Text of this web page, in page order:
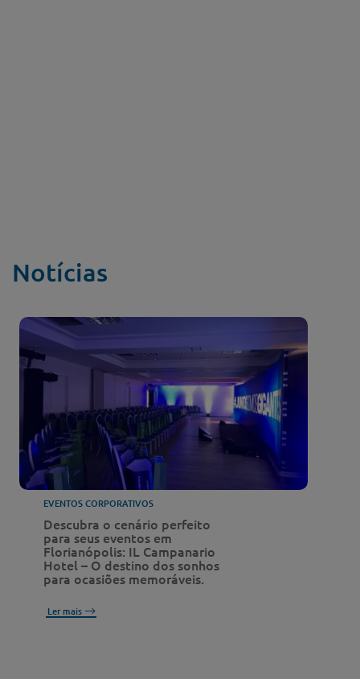
Notícias
EVENTOS CORPORATIVOS
Descubra o cenário perfeito
para seus eventos em
Florianópolis: IL Campanario
Hotel – O destino dos sonhos
para ocasiões memoráveis.
Ler mais